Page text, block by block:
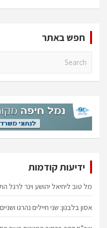
חפש באתר
h
ידיעות קודמות
מל טוב ליחיאל יהושע וינר לרגל
אסון בלבנון: שני חיילים נהרגו